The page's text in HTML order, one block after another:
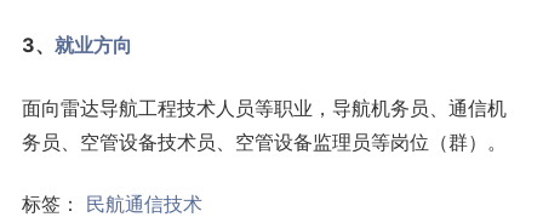
3、 就业方向
面向雷达导航工程技术人员等职业，导航机务员、通信机
务员、空管设备技术员、空管设备监理员等岗位（群）。
标签： 民航通信技术